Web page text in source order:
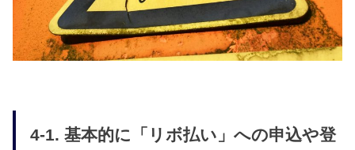
4-1. 基本的に「リボ払い」への申込や登